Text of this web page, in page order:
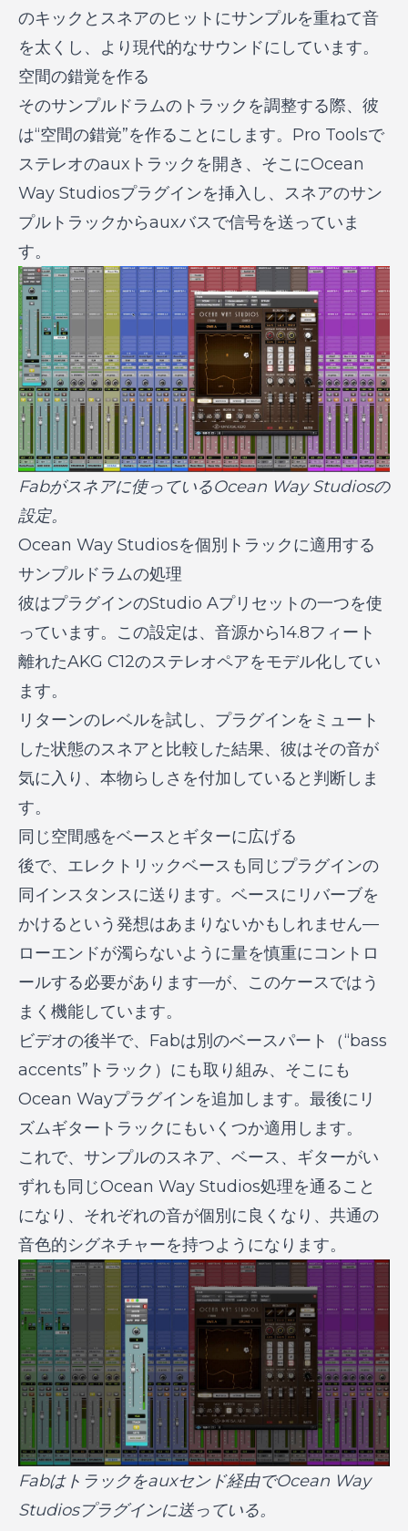
のキックとスネアのヒットにサンプルを重ねて音
を太くし、より現代的なサウンドにしています。
空間の錯覚を作る
そのサンプルドラムのトラックを調整する際、彼
は“空間の錯覚”を作ることにします。Pro Toolsで
ステレオのauxトラックを開き、そこにOcean
Way Studiosプラグインを挿入し、スネアのサン
プルトラックからauxバスで信号を送っていま
す。
Fabがスネアに使っているOcean Way Studiosの
設定。
Ocean Way Studiosを個別トラックに適用する
サンプルドラムの処理
彼はプラグインのStudio Aプリセットの一つを使
っています。この設定は、音源から14.8フィート
離れたAKG C12のステレオペアをモデル化してい
ます。
リターンのレベルを試し、プラグインをミュート
した状態のスネアと比較した結果、彼はその音が
気に入り、本物らしさを付加していると判断しま
す。
同じ空間感をベースとギターに広げる
後で、エレクトリックベースも同じプラグインの
同インスタンスに送ります。ベースにリバーブを
かけるという発想はあまりないかもしれません—
ローエンドが濁らないように量を慎重にコントロ
ールする必要があります—が、このケースではう
まく機能しています。
ビデオの後半で、Fabは別のベースパート（“bass
accents”トラック）にも取り組み、そこにも
Ocean Wayプラグインを追加します。最後にリ
ズムギタートラックにもいくつか適用します。
これで、サンプルのスネア、ベース、ギターがい
ずれも同じOcean Way Studios処理を通ること
になり、それぞれの音が個別に良くなり、共通の
音色的シグネチャーを持つようになります。
Fabはトラックをauxセンド経由でOcean Way
Studiosプラグインに送っている。